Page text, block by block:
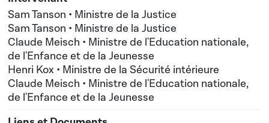
la Jeunesse
Nouveau(x) destinataire(s) : Madame Sam Tanson,
Ministre de la Justice; Monsieur Claude Meisch,
Ministre de l'Education nationale, de l'Enfance et de
la Jeunesse
Sam Tanson • Ministre de la Justice
Sam Tanson • Ministre de la Justice
Claude Meisch • Ministre de l'Education nationale,
de l'Enfance et de la Jeunesse
Henri Kox • Ministre de la Sécurité intérieure
Claude Meisch • Ministre de l'Education nationale,
de l'Enfance et de la Jeunesse